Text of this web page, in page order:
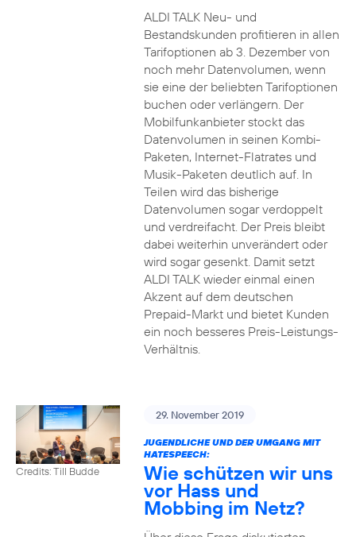
ALDI TALK Neu- und
Bestandskunden profitieren in allen
Tarifoptionen ab 3. Dezember von
noch mehr Datenvolumen, wenn
sie eine der beliebten Tarifoptionen
buchen oder verlängern. Der
Mobilfunkanbieter stockt das
Datenvolumen in seinen Kombi-
Paketen, Internet-Flatrates und
Musik-Paketen deutlich auf. In
Teilen wird das bisherige
Datenvolumen sogar verdoppelt
und verdreifacht. Der Preis bleibt
dabei weiterhin unverändert oder
wird sogar gesenkt. Damit setzt
ALDI TALK wieder einmal einen
Akzent auf dem deutschen
Prepaid-Markt und bietet Kunden
ein noch besseres Preis-Leistungs-
Verhältnis.
Credits: Till Budde
29. November 2019
JUGENDLICHE UND DER UMGANG MIT
HATESPEECH:
Wie schützen wir uns
vor Hass und
Mobbing im Netz?